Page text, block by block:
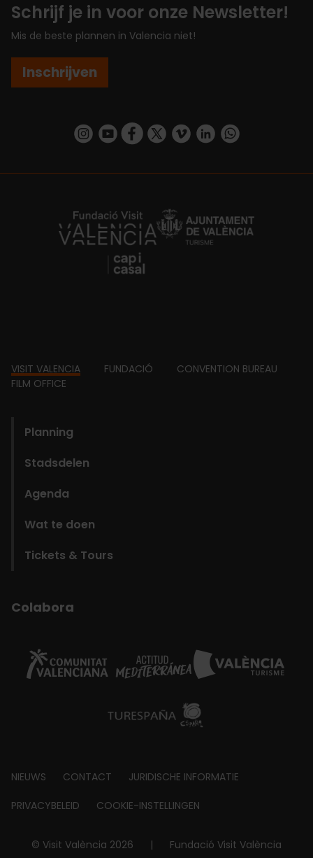
Schrijf je in voor onze Newsletter!
Mis de beste plannen in Valencia niet!
Inschrijven
https://www.instagram.com/visit_valencia/
https://www.youtube.com/user/
https://www.facebook.com/
https://twitter.com/
https://vimeo.com/
https://www.linkedin.com/company/turismo-valencia/https://api.whatsapp.com/send/
https://fundacion.visitvalencia.com/
Footer
VISIT VALENCIA FUNDACIÓ
CONVENTION BUREAU
FILM OFFICE
Planning
Stadsdelen
Agenda
Wat te doen
Tickets & Tours
Colabora
Footer
about
NIEUWS CONTACT JURIDISCHE INFORMATIE
PRIVACYBELEID COOKIE-INSTELLINGEN
© Visit València 2026 | Fundació Visit València